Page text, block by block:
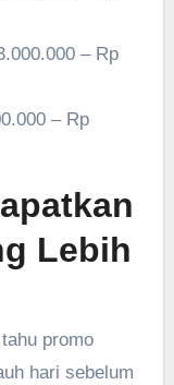
– Rp
– Rp
Lebih
promo
hari sebelum